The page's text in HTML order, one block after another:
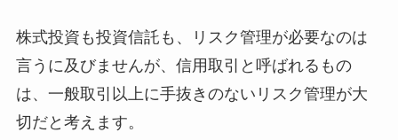
株式投資も投資信託も、リスク管理が必要なのは
言うに及びませんが、信用取引と呼ばれるもの
は、一般取引以上に手抜きのないリスク管理が大
切だと考えます。